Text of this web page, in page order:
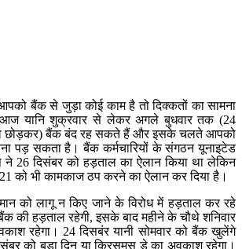
बैंक से जुड़ा कोई काम है तो दिक्कतों का सामना
यानि शुक्रवार से लेकर अगले बुधवार तक (24
को छोड़कर) बैंक बंद रह सकते हैं और इसके चलते आपको
पड़ सकता है। बैंक कर्मचारियों के संगठन यूनाइटेड
26 दिसंबर को हड़ताल का ऐलान किया था लेकिन
को भी कामकाज ठप करने का ऐलान कर दिया है।
को लागू न किए जाने के विरोध में हड़ताल कर रहे
की हड़ताल रहेगी, इसके बाद महीने के चौथे शनिवार
रहेगा। 24 दिसबंर यानी सोमवार को बैंक खुलेंगे
को बड़ा दिन या क्रिसमस डे का अवकाश रहेगा।